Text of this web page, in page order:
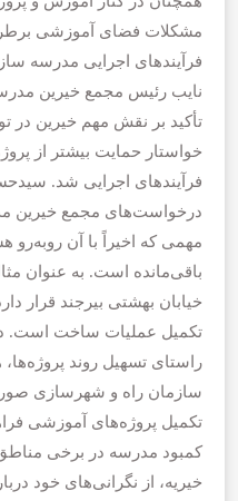
مشکلات فضای آموزشی
فرآیندهای اجرایی مدرسه
نایب رئیس مجمع خیرین
تأکید بر نقش مهم خیرین
خواستار حمایت بیشتر از
فرآیندهای اجرایی شد.
درخواست‌های مجمع خیرین
مهمی که اخیراً با آن روبه‌رو
باقی‌مانده است. به عنوان
خیابان بهشتی بیرجند قرار
تکمیل عملیات ساخت است.
راستای تسهیل روند
سازمان راه و شهرسازی
تکمیل پروژه‌های آموزشی
کمبود مدرسه در برخی
خیریه، از نگرانی‌های خود